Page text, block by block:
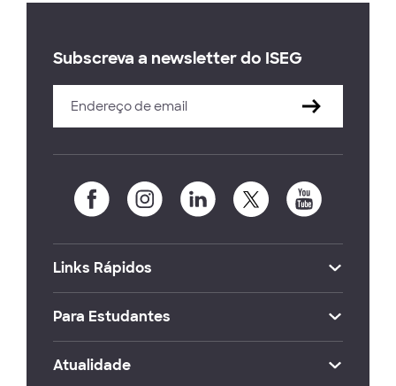
Subscreva a newsletter do ISEG
Links Rápidos
Para Estudantes
Atualidade